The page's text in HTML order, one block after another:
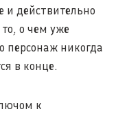
и действительно
о чем уже
персонаж никогда
в конце.
к